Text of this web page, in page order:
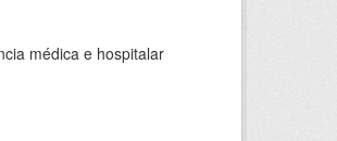
médica e hospitalar